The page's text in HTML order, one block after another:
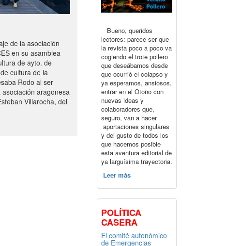
de la asociación
en su asamblea
de ayto. de
cultura de la
Rodo al ser
aragonesa
Villarocha, del
Bueno, queridos
lectores: parece ser que
la revista poco a poco va
cogiendo el trote pollero
que deseábamos desde
que ocurrió el colapso y
ya esperamos, ansiosos,
entrar en el Otoño con
nuevas ideas y
colaboradores que,
seguro, van a hacer
aportaciones singulares
y del gusto de todos los
que hacemos posible
esta aventura editorial de
ya larguísima trayectoria.
Leer más
POLÍTICA
CASERA
El comité autonómico
de Emergencias